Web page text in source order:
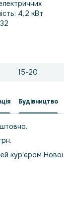
4,2 кВт
15-20
Будівництво
кур'єром Нової